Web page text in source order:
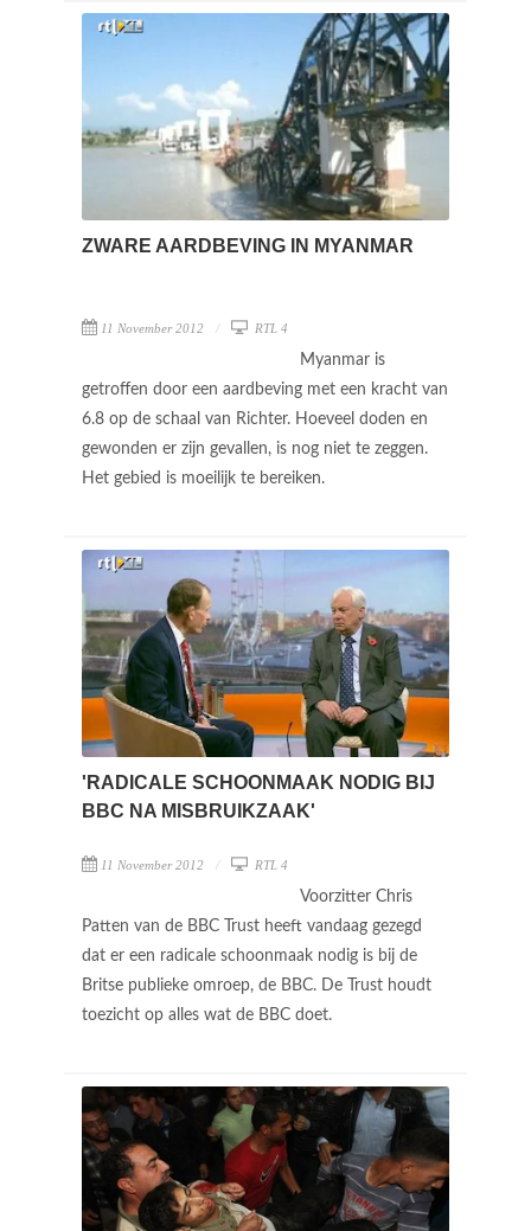
ZWARE AARDBEVING IN MYANMAR
11 November 2012 RTL 4
Myanmar is
getroffen door een aardbeving met een kracht van
6.8 op de schaal van Richter. Hoeveel doden en
gewonden er zijn gevallen, is nog niet te zeggen.
Het gebied is moeilijk te bereiken.
'RADICALE SCHOONMAAK NODIG BIJ
BBC NA MISBRUIKZAAK'
11 November 2012 RTL 4
Voorzitter Chris
Patten van de BBC Trust heeft vandaag gezegd
dat er een radicale schoonmaak nodig is bij de
Britse publieke omroep, de BBC. De Trust houdt
toezicht op alles wat de BBC doet.